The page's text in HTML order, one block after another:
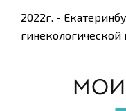
2022г. -
гинекологической